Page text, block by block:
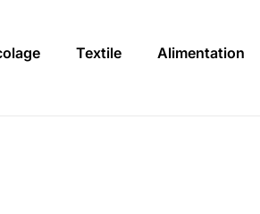
Textile Alimentation